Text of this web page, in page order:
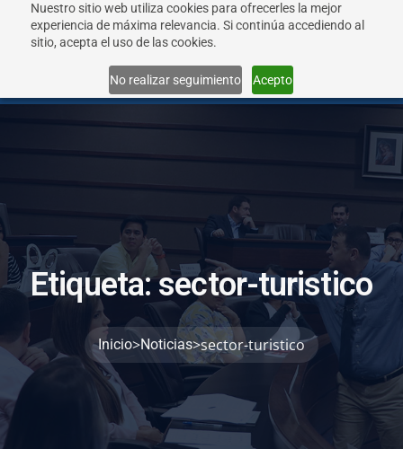
Nuestro sitio web utiliza cookies para ofrecerles la mejor
experiencia de máxima relevancia. Si continúa accediendo al
sitio, acepta el uso de las cookies.
No realizar seguimiento Acepto
Etiqueta:sector-turistico
Inicio>Noticias>sector-turistico